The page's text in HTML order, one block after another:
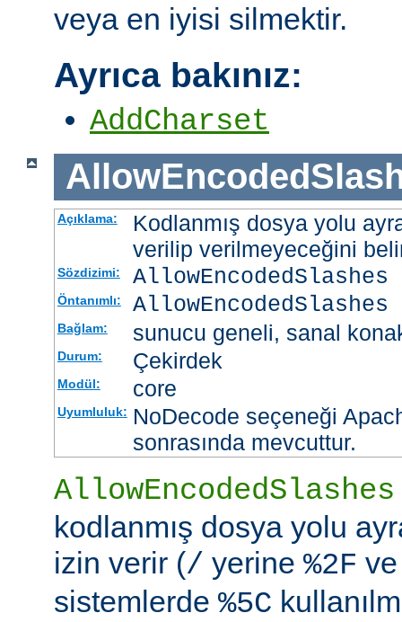
veya en iyisi silmektir.
Ayrıca bakınız:
AddCharset
Açıklama:
Kodlanmış dosya yolu
verilip verilmeyeceğini
Sözdizimi: AllowEncodedSlashes
Öntanımlı:
Bağlam: sunucu geneli, sanal
Durum: Çekirdek
Modül: core
Uyumluluk: NoDecode seçeneği
sonrasında mevcuttur.
AllowEncodedSlashes
kodlanmış dosya yolu
izin verir (/ yerine %2F
sistemlerde %5C